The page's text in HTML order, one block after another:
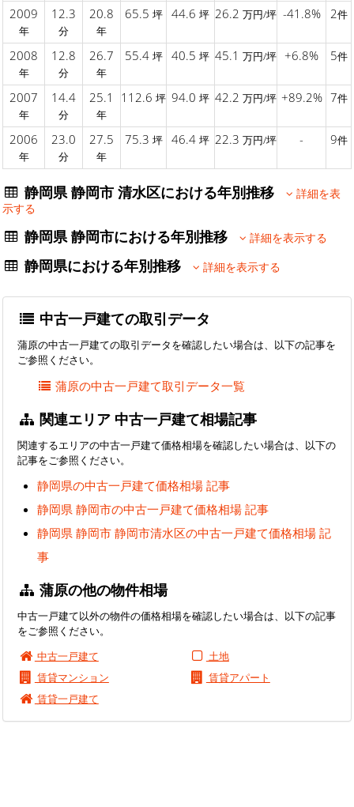
2009
年
12.3
分
20.8
年
65.5 坪 44.6 坪 26.2 万円/坪 -41.8% 2件
2008
年
12.8
分
26.7
年
55.4 坪 40.5 坪 45.1 万円/坪 +6.8% 5件
2007
年
14.4
分
25.1
年
112.6 坪 94.0 坪 42.2 万円/坪 +89.2% 7件
2006
年
23.0
分
27.5
年
75.3 坪 46.4 坪 22.3 万円/坪 - 9件
静岡県 静岡市 清水区における年別推移
詳細を表
示する
静岡県 静岡市における年別推移 詳細を表示する
静岡県における年別推移 詳細を表示する
中古一戸建ての取引データ
蒲原の中古一戸建ての取引データを確認したい場合は、以下の記事を
ご参照ください。
蒲原の中古一戸建て取引データ一覧
関連エリア 中古一戸建て相場記事
関連するエリアの中古一戸建て価格相場を確認したい場合は、以下の
記事をご参照ください。
静岡県の中古一戸建て価格相場 記事
静岡県 静岡市の中古一戸建て価格相場 記事
静岡県 静岡市 静岡市清水区の中古一戸建て価格相場 記
事
蒲原の他の物件相場
中古一戸建て以外の物件の価格相場を確認したい場合は、以下の記事
をご参照ください。
中古一戸建て
土地
賃貸マンション
賃貸アパート
賃貸一戸建て